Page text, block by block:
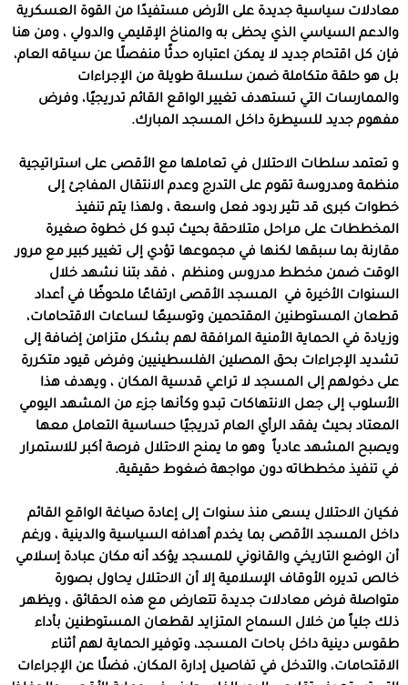
معادلات سياسية جديدة على الأرض مستفيدًا من القوة العسكرية
والدعم السياسي الذي يحظى به والمناخ الإقليمي والدولي ، ومن هنا
فإن كل اقتحام جديد لا يمكن اعتباره حدثًا منفصلًا عن سياقه العام،
بل هو حلقة متكاملة ضمن سلسلة طويلة من الإجراءات
والممارسات التي تستهدف تغيير الواقع القائم تدريجيًا، وفرض
مفهوم جديد للسيطرة داخل المسجد المبارك.
و تعتمد سلطات الاحتلال في تعاملها مع الأقصى على استراتيجية
منظمة ومدروسة تقوم على التدرج وعدم الانتقال المفاجئ إلى
خطوات كبرى قد تثير ردود فعل واسعة ، ولهذا يتم تنفيذ
المخططات على مراحل متلاحقة بحيث تبدو كل خطوة صغيرة
مقارنة بما سبقها لكنها في مجموعها تؤدي إلى تغيير كبير مع مرور
الوقت ضمن مخطط مدروس ومنظم ، فقد بتنا نشهد خلال
السنوات الأخيرة في المسجد الأقصى ارتفاعًا ملحوظًا في أعداد
قطعان المستوطنين المقتحمين وتوسيعًا لساعات الاقتحامات،
وزيادة في الحماية الأمنية المرافقة لهم بشكل متزامن إضافة إلى
تشديد الإجراءات بحق المصلين الفلسطينيين وفرض قيود متكررة
على دخولهم إلى المسجد لا تراعي قدسية المكان ، ويهدف هذا
الأسلوب إلى جعل الانتهاكات تبدو وكأنها جزء من المشهد اليومي
المعتاد بحيث يفقد الرأي العام تدريجيًا حساسية التعامل معها
ويصبح المشهد عادياً وهو ما يمنح الاحتلال فرصة أكبر للاستمرار
في تنفيذ مخططاته دون مواجهة ضغوط حقيقية.
فكيان الاحتلال يسعى منذ سنوات إلى إعادة صياغة الواقع القائم
داخل المسجد الأقصى بما يخدم أهدافه السياسية والدينية ، ورغم
أن الوضع التاريخي والقانوني للمسجد يؤكد أنه مكان عبادة إسلامي
خالص تديره الأوقاف الإسلامية إلا أن الاحتلال يحاول بصورة
متواصلة فرض معادلات جديدة تتعارض مع هذه الحقائق ، ويظهر
ذلك جلياً من خلال السماح المتزايد لقطعان المستوطنين بأداء
طقوس دينية داخل باحات المسجد، وتوفير الحماية لهم أثناء
الاقتحامات، والتدخل في تفاصيل إدارة المكان، فضلًا عن الإجراءات